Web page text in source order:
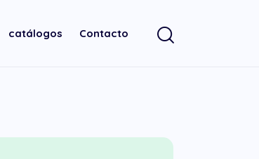
catálogos Contacto